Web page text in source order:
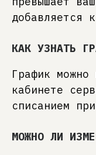
добавляется
КАК УЗНАТЬ
График можно
кабинете
списанием
МОЖНО ЛИ